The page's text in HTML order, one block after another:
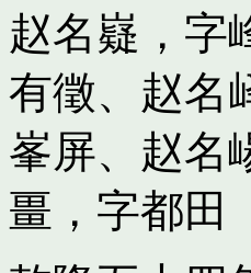
赵名嶷，字
有徵、 赵名
峯屏、 赵名
畺，字都田